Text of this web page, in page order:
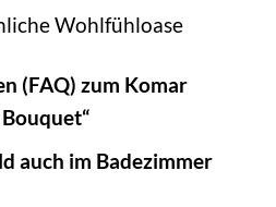
Wohlfühloase
(FAQ) zum Komar
auch im Badezimmer